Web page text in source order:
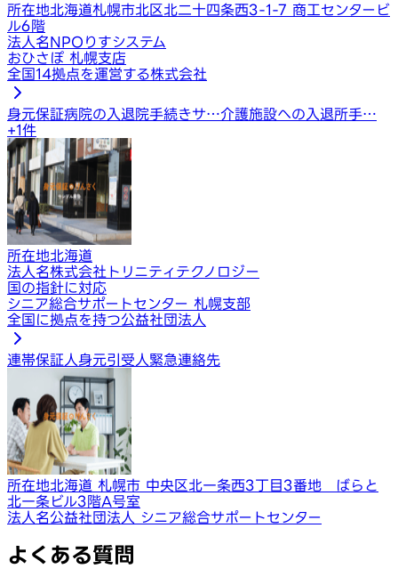
所在地北海道札幌市北区北二十四条西3-1-7 商工センタービ
ル6階
法人名NPOりすシステム
おひさぽ 札幌支店
全国14拠点を運営する株式会社
身元保証病院の入退院手続きサ…介護施設への入退所手…
+1件
所在地北海道
法人名株式会社トリニティテクノロジー
国の指針に対応
シニア総合サポートセンター 札幌支部
全国に拠点を持つ公益社団法人
連帯保証人身元引受人緊急連絡先
所在地北海道 札幌市 中央区北一条西3丁目3番地 ばらと
北一条ビル3階A号室
法人名公益社団法人 シニア総合サポートセンター
よくある質問